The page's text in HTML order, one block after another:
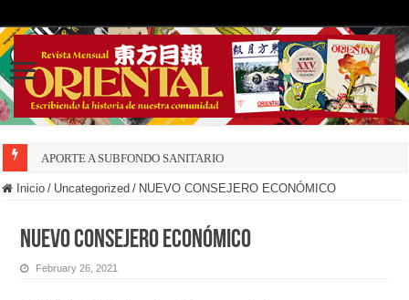
APORTE A SUBFONDO SANITARIO
Inicio / Uncategorized / NUEVO CONSEJERO ECONÓMICO
NUEVO CONSEJERO ECONÓMICO
February 26, 2021